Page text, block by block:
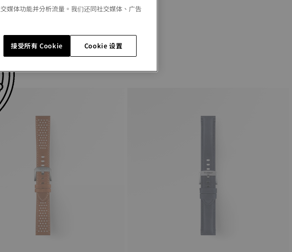
媒体功能并分析流量。我们还同社交媒体、广告
Cookie 设置
接受所有 Cookie